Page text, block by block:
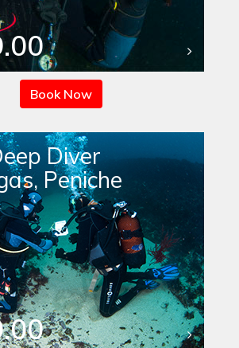
Book Now
Diver
Peniche